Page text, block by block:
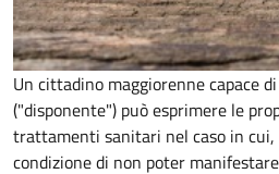
Un cittadino maggiorenne capace
("disponente") può esprimere le
trattamenti sanitari nel caso in
condizione di non poter